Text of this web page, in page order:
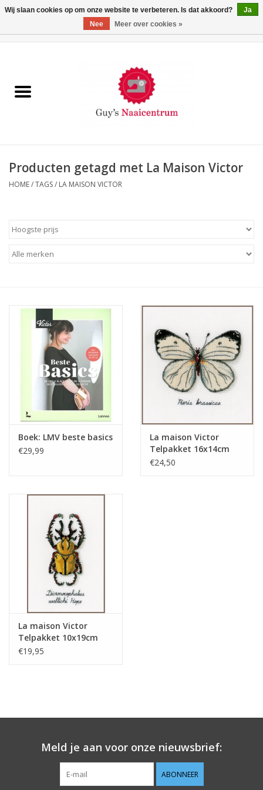
Machines
Paspoppen
Opbergsystemen
Stoffen
Breien en haken
Handwerk
Workshop
Sale / Coupons
Cadeaubonnen
Producten getagd met La Maison Victor
HOME/TAGS/ LA MAISON VICTOR
Boek: LMV beste basics
€29,99
La maison Victor
Telpakket 16x14cm
Witte vlinder
€24,50
La maison Victor
Telpakket 10x19cm
Gouden kever
€19,95
Meld je aan voor onze nieuwsbrief:
ABONNEER
Wij slaan cookies op om onze website te verbeteren. Is dat akkoord?
Ja
Nee
Meer over cookies »